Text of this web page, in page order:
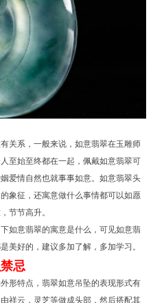
关系，一般来说，如意翡翠在玉雕师
至始至终都在一起，佩戴如意翡翠可
爱情自然也就事事如意。如意翡翠头
象征，还寓意做什么事情都可以如愿
节节高升。
如意翡翠的寓意是什么，可见如意翡
美好的，建议多加了解，多加学习。
忌
形特点，翡翠如意吊坠的表现形式有
祥云，灵芝等做成头部，然后搭配其